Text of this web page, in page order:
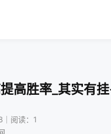
高胜率_其实有
阅读：1